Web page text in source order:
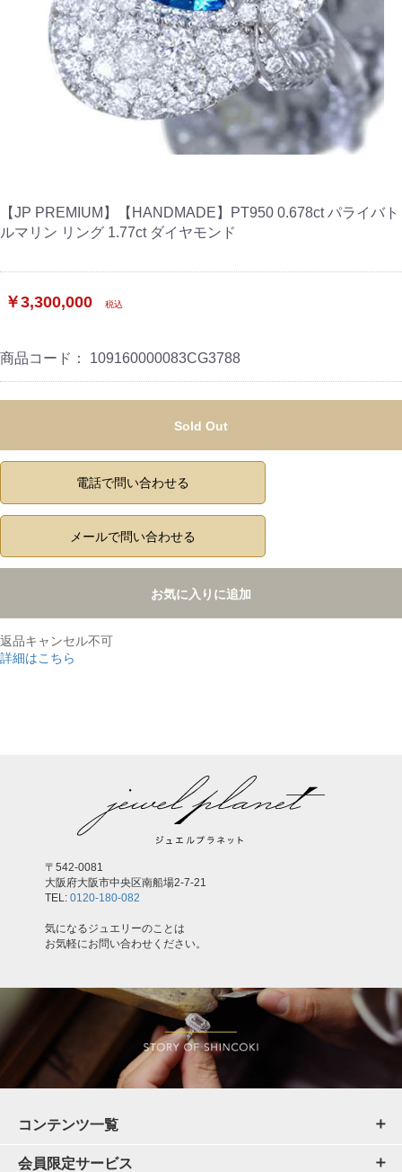
【JP PREMIUM】【HANDMADE】PT950 0.678ct パライバト
ルマリン リング 1.77ct ダイヤモンド
￥3,300,000 税込
商品コード： 109160000083CG3788
Sold Out
電話で問い合わせる
メールで問い合わせる
お気に入りに追加
返品キャンセル不可
詳細はこちら
〒542-0081
大阪府大阪市中央区南船場2-7-21
TEL: 0120-180-082
気になるジュエリーのことは
お気軽にお問い合わせください。
コンテンツ一覧
会員限定サービス